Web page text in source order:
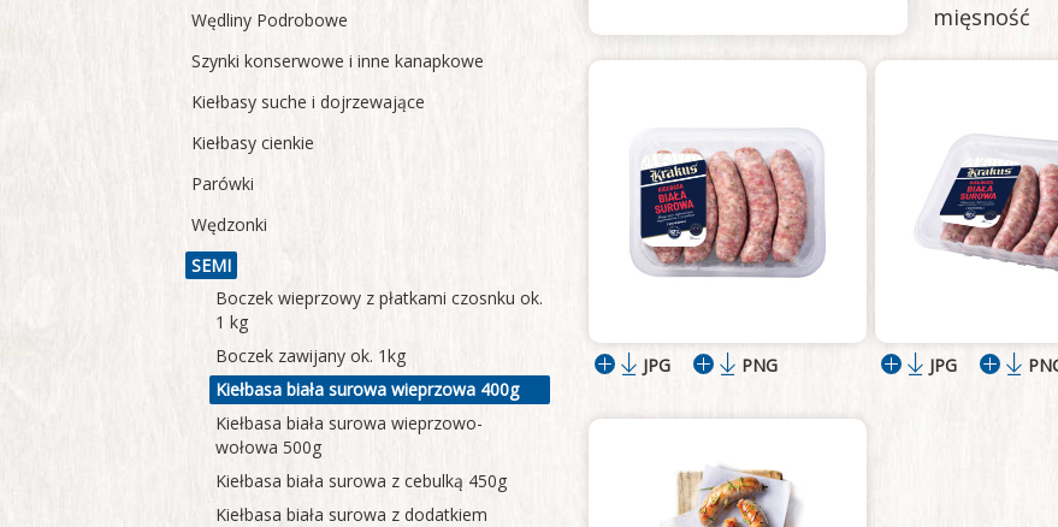
Wędliny Podrobowe
Szynki konserwowe i inne kanapkowe
Kiełbasy suche i dojrzewające
Kiełbasy cienkie
Parówki
Wędzonki
SEMI
Boczek wieprzowy z płatkami czosnku ok.
1 kg
Boczek zawijany ok. 1kg
Kiełbasa biała surowa wieprzowa 400g
Kiełbasa biała surowa wieprzowo-
wołowa 500g
Kiełbasa biała surowa z cebulką 450g
Kiełbasa biała surowa z dodatkiem
mięsność
JPG PNG JPG